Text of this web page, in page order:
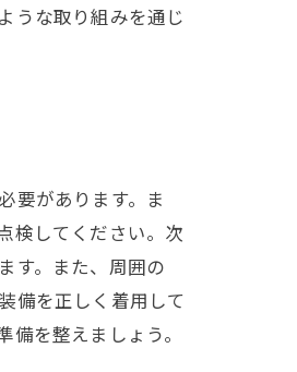
うな取り組みを通じ
要があります。ま
検してください。次
す。また、周囲の
備を正しく着用して
を整えましょう。